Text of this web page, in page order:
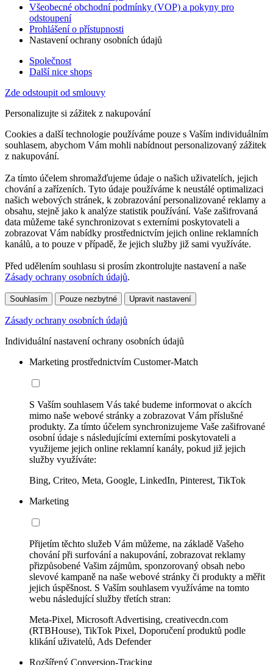
Všeobecné obchodní podmínky (VOP) a pokyny pro
odstoupení
Prohlášení o přístupnosti
Nastavení ochrany osobních údajů
Společnost
Další nice shops
Zde odstoupit od smlouvy
Personalizujte si zážitek z nakupování
Cookies a další technologie používáme pouze s Vaším individuálním
souhlasem, abychom Vám mohli nabídnout personalizovaný zážitek
z nakupování.
Za tímto účelem shromažďujeme údaje o našich uživatelích, jejich
chování a zařízeních. Tyto údaje používáme k neustálé optimalizaci
našich webových stránek, k zobrazování personalizované reklamy a
obsahu, stejně jako k analýze statistik používání. Vaše zašifrovaná
data můžeme také synchronizovat s externími poskytovateli a
zobrazovat Vám nabídky prostřednictvím jejich online reklamních
kanálů, a to pouze v případě, že jejich služby již sami využíváte.
Před udělením souhlasu si prosím zkontrolujte nastavení a naše
Zásady ochrany osobních údajů.
Souhlasím Pouze nezbytné Upravit nastavení
Zásady ochrany osobních údajů
Individuální nastavení ochrany osobních údajů
Marketing prostřednictvím Customer-Match
S Vaším souhlasem Vás také budeme informovat o akcích
mimo naše webové stránky a zobrazovat Vám příslušné
produkty. Za tímto účelem synchronizujeme Vaše zašifrované
osobní údaje s následujícími externími poskytovateli a
využijeme jejich online reklamní kanály, pokud již jejich
služby využíváte:
Bing, Criteo, Meta, Google, LinkedIn, Pinterest, TikTok
Marketing
Přijetím těchto služeb Vám můžeme, na základě Vašeho
chování při surfování a nakupování, zobrazovat reklamy
přizpůsobené Vašim zájmům, sponzorovaný obsah nebo
slevové kampaně na naše webové stránky či produkty a měřit
jejich úspěšnost. S Vaším souhlasem využíváme na tomto
webu následující služby třetích stran:
Meta-Pixel, Microsoft Advertising, creativecdn.com
(RTBHouse), TikTok Pixel, Doporučení produktů podle
klikání uživatelů, Ads Defender
Rozšířený Conversion-Tracking